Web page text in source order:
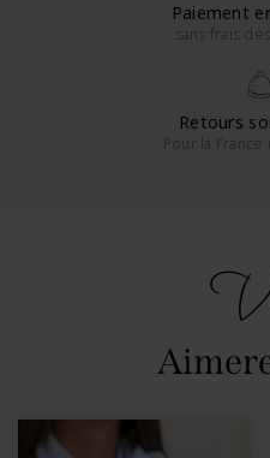
Paiement
sans frais
Retours
Pour la